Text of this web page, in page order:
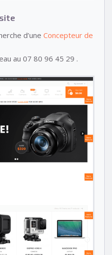
d’une Concepteur de
au 07 80 96 45 29 .